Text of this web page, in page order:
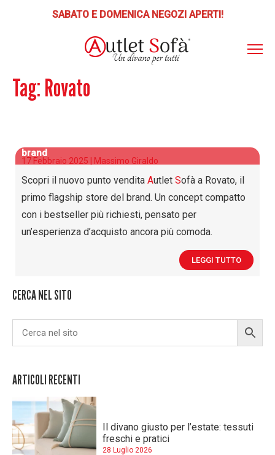
SABATO E DOMENICA NEGOZI APERTI!
ABOUTAS
📣 SCONTI E PROMOZIONI
POLTRONE RELAX
Poltrone Relax Lift
LETTI-MATERASSI
Letti, Reti, Materassi, Guanciali
DIVANI
Divani, Poltrone
PUNTI VENDITA
SERVIZI
BLOG
CONTATTI
Tag:Rovato
brand
17 Febbraio 2025 | Massimo Giraldo
Scopri il nuovo punto vendita Autlet Sofà a Rovato, il
primo flagship store del brand. Un concept compatto
con i bestseller più richiesti, pensato per
un’esperienza d’acquisto ancora più comoda.
LEGGI TUTTO
CERCA NEL SITO
ARTICOLI RECENTI
Il divano giusto per l’estate: tessuti
freschi e pratici
28 Luglio 2026